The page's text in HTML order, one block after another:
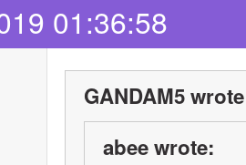
01:36:58
GANDAM5
abee wrote: